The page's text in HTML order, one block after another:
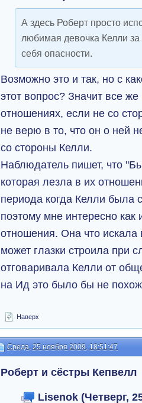
А здесь Роберт просто
любимая девочка Келли
себя опасности.
Возможно это и так, но с
этот вопрос? Значит все
отношениях, если не со
не верю в то, что он о ней
со стороны Келли.
Наблюдатель пишет, что
которая лезла в их
периода когда Келли была
поэтому мне интересно
отношения. Она что искала
может глазки строила при
отговаривала Келли от
на Ид это было бы не
Наверх
Среда, 25 ноября 2009, 18:51:47
Роберт и сёстры Кепвелл
Lisenok (Четверг,